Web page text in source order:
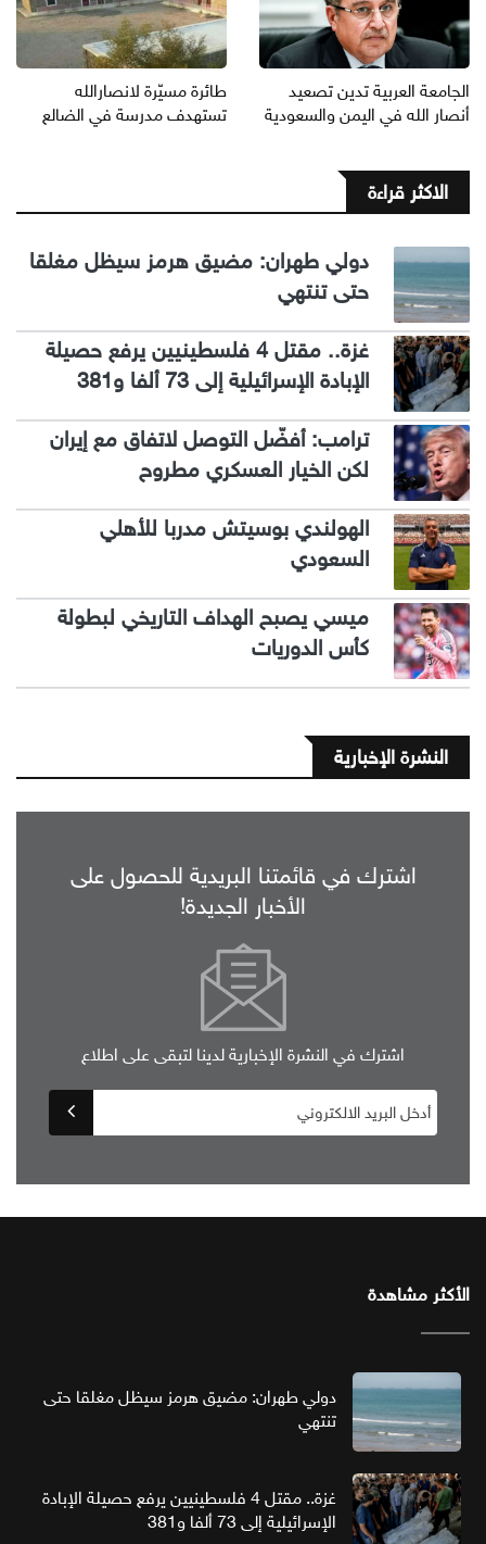
الجامعة العربية تدين تصعيد
أنصار الله في اليمن والسعودية
طائرة مسيّرة لانصارالله
تستهدف مدرسة في الضالع
الاكثر قراءة
دولي طهران: مضيق هرمز سيظل مغلقا
حتى تنتهي
غزة.. مقتل 4 فلسطينيين يرفع حصيلة
الإبادة الإسرائيلية إلى 73 ألفا و381
ترامب: أفضّل التوصل لاتفاق مع إيران
لكن الخيار العسكري مطروح
الهولندي بوسيتش مدربا للأهلي
السعودي
ميسي يصبح الهداف التاريخي لبطولة
كأس الدوريات
النشرة الإخبارية
اشترك في قائمتنا البريدية للحصول على
الأخبار الجديدة!
اشترك في النشرة الإخبارية لدينا لتبقى على اطلاع
الأكثر مشاهدة
دولي طهران: مضيق هرمز سيظل مغلقا حتى
تنتهي
غزة.. مقتل 4 فلسطينيين يرفع حصيلة الإبادة
الإسرائيلية إلى 73 ألفا و381